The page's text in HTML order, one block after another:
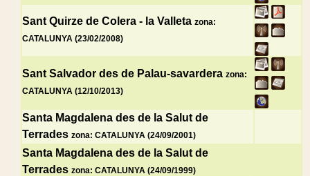
Sant Quirze de Colera - la Valleta zona:
CATALUNYA (23/02/2008)
Sant Salvador des de Palau-savardera zona:
CATALUNYA (12/10/2013)
Santa Magdalena des de la Salut de
Terrades zona: CATALUNYA (24/09/2001)
Santa Magdalena des de la Salut de
Terrades zona: CATALUNYA (24/09/1999)